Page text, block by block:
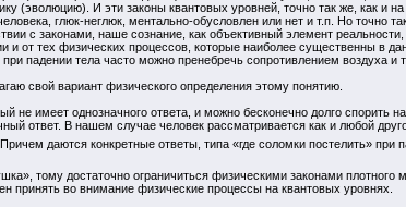
(эволюцию). И эти законы квантовых уровней, точно так же, как и
глюк-неглюк, ментально-обусловлен или нет и т.п. Но точно
с законами, наше сознание, как объективный элемент
и от тех физических процессов, которые наиболее существенны в
падении тела часто можно пренебречь сопротивлением воздуха и
свой вариант физического определения этому понятию.
не имеет однозначного ответа, и можно бесконечно долго спорить
ответ. В нашем случае человек рассматривается как и любой
даются конкретные ответы, типа «где соломки постелить» при
тому достаточно ограничиться физическими законами
принять во внимание физические процессы на квантовых уровнях.